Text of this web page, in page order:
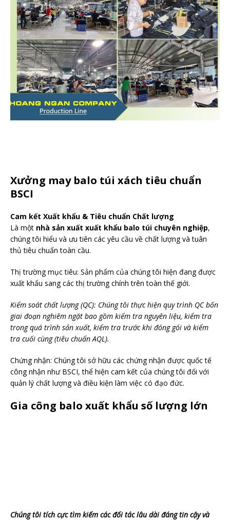
Xưởng may balo túi xách tiêu chuẩn
BSCI
Cam kết Xuất khẩu & Tiêu chuẩn Chất lượng
Là một nhà sản xuất xuất khẩu balo túi chuyên nghiệp,
chúng tôi hiểu và ưu tiên các yêu cầu về chất lượng và tuân
thủ tiêu chuẩn toàn cầu.
Thị trường mục tiêu: Sản phẩm của chúng tôi hiện đang được
xuất khẩu sang các thị trường chính trên toàn thế giới.
Kiểm soát chất lượng (QC): Chúng tôi thực hiện quy trình QC bốn
giai đoạn nghiêm ngặt bao gồm kiểm tra nguyên liệu, kiểm tra
trong quá trình sản xuất, kiểm tra trước khi đóng gói và kiểm
tra cuối cùng (tiêu chuẩn AQL).
Chứng nhận: Chúng tôi sở hữu các chứng nhận được quốc tế
công nhận như BSCI, thể hiện cam kết của chúng tôi đối với
quản lý chất lượng và điều kiện làm việc có đạo đức.
Gia công balo xuất khẩu số lượng lớn
Chúng tôi tích cực tìm kiếm các đối tác lâu dài đáng tin cậy và